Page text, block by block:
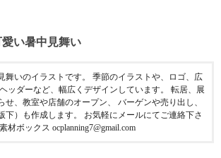
い暑中見舞い
舞いのイラストです。 季節のイラストや、ロゴ、広
ッダーなど、幅広くデザインしています。 転居、展
せ、教室や店舗のオープン、 バーゲンや売り出し、
下）も作成します。 お気軽にメールにてご連絡下さ
材ボックス ocplanning7@gmail.com